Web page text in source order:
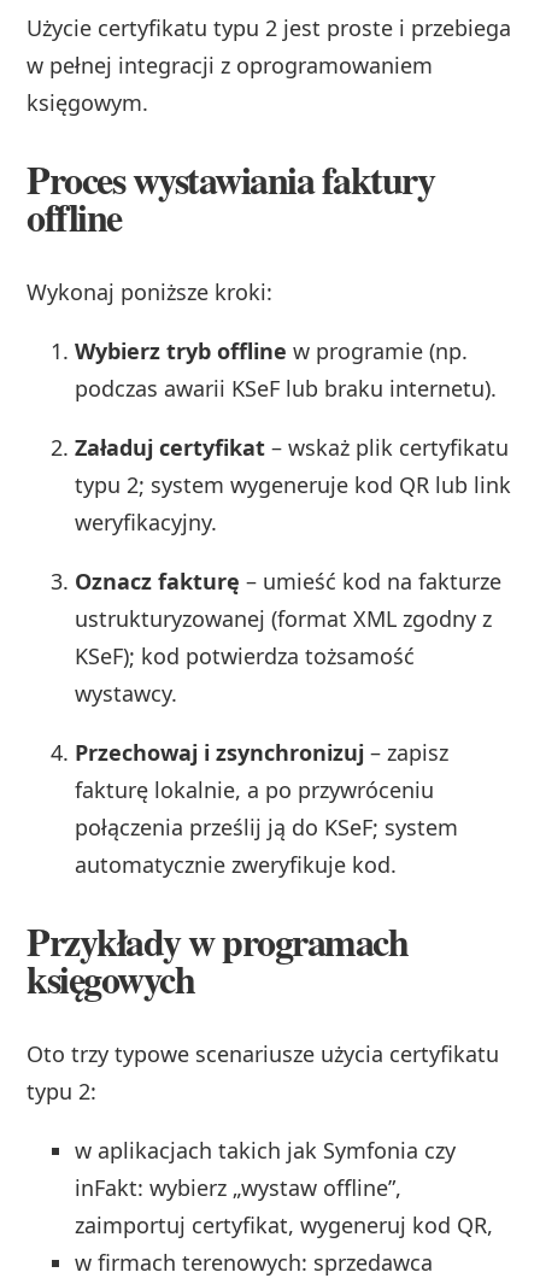
Użycie certyfikatu typu 2 jest proste i przebiega
w pełnej integracji z oprogramowaniem
księgowym.
Proces wystawiania faktury
offline
Wykonaj poniższe kroki:
Wybierz tryb offline w programie (np.
podczas awarii KSeF lub braku internetu).
Załaduj certyfikat – wskaż plik certyfikatu
typu 2; system wygeneruje kod QR lub link
weryfikacyjny.
Oznacz fakturę – umieść kod na fakturze
ustrukturyzowanej (format XML zgodny z
KSeF); kod potwierdza tożsamość
wystawcy.
Przechowaj i zsynchronizuj – zapisz
fakturę lokalnie, a po przywróceniu
połączenia prześlij ją do KSeF; system
automatycznie zweryfikuje kod.
Przykłady w programach
księgowych
Oto trzy typowe scenariusze użycia certyfikatu
typu 2:
w aplikacjach takich jak Symfonia czy
inFakt: wybierz „wystaw offline”,
zaimportuj certyfikat, wygeneruj kod QR,
w firmach terenowych: sprzedawca